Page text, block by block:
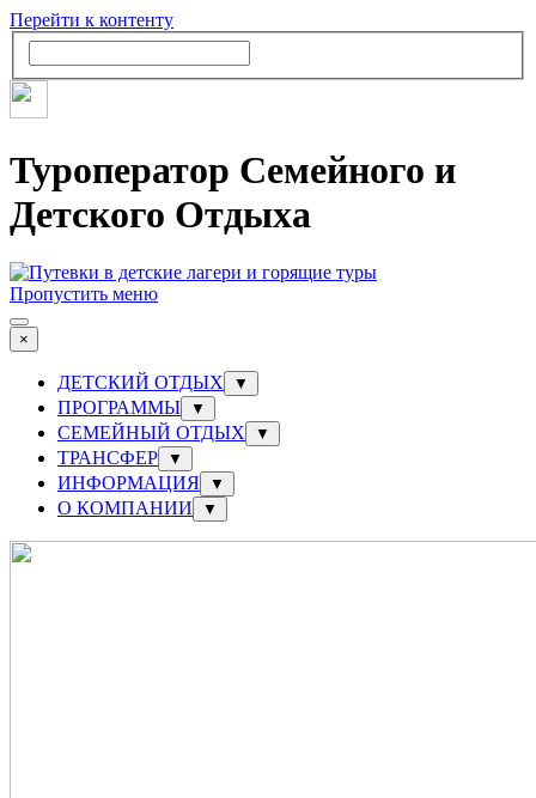
Перейти к контенту
Туроператор Семейного и
Детского Отдыха
Пропустить меню
×
ДЕТСКИЙ ОТДЫХ ▼
ПРОГРАММЫ ▼
СЕМЕЙНЫЙ ОТДЫХ ▼
ТРАНСФЕР ▼
ИНФОРМАЦИЯ ▼
О КОМПАНИИ ▼